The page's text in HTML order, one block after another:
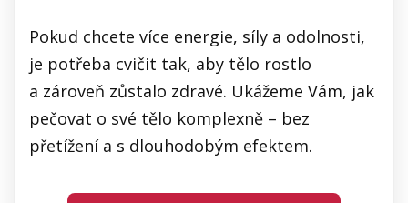
Pokud chcete více energie, síly a odolnosti,
je potřeba cvičit tak, aby tělo rostlo
a zároveň zůstalo zdravé. Ukážeme Vám, jak
pečovat o své tělo komplexně – bez
přetížení a s dlouhodobým efektem.